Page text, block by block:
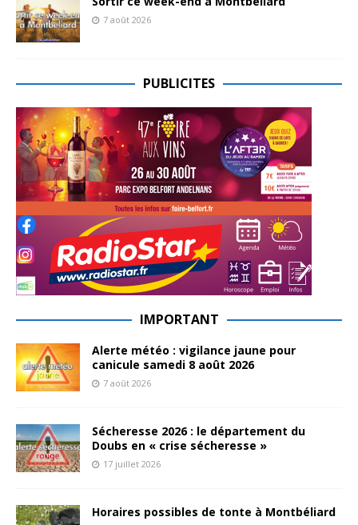
7 août 2026
PUBLICITES
IMPORTANT
Alerte météo : vigilance jaune pour
canicule samedi 8 août 2026
7 août 2026
Sécheresse 2026 : le département du
Doubs en « crise sécheresse »
17 juillet 2026
Horaires possibles de tonte à Montbéliard